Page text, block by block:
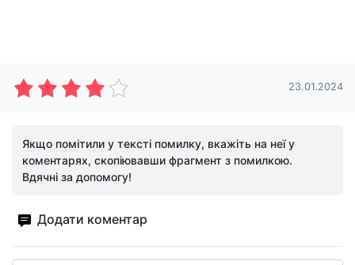
23.01.2024
Якщо помітили у тексті помилку, вкажіть на неї у
коментарях, скопіювавши фрагмент з помилкою.
Вдячні за допомогу!
Додати коментар